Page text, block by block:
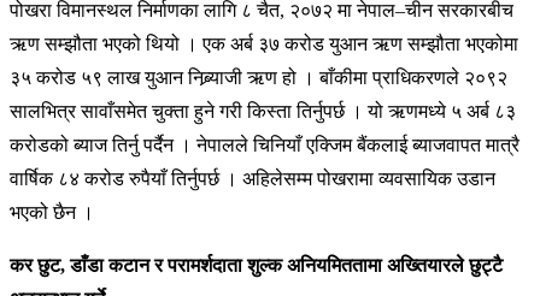
पोखरा विमानस्थल निर्माणका लागि ८ चैत, २०७२ मा नेपाल–चीन सरकारबीच
ऋण सम्झौता भएको थियो । एक अर्ब ३७ करोड युआन ऋण सम्झौता भएकोमा
३५ करोड ५९ लाख युआन निब्र्याजी ऋण हो । बाँकीमा प्राधिकरणले २०९२
सालभित्र सावाँसमेत चुक्ता हुने गरी किस्ता तिर्नुपर्छ । यो ऋणमध्ये ५ अर्ब ८३
करोडको ब्याज तिर्नु पर्दैन । नेपालले चिनियाँ एक्जिम बैंकलाई ब्याजवापत मात्रै
वार्षिक ८४ करोड रुपैयाँ तिर्नुपर्छ । अहिलेसम्म पोखरामा व्यवसायिक उडान
भएको छैन ।
कर छुट, डाँडा कटान र परामर्शदाता शुल्क अनियमिततामा अख्तियारले छुट्टै